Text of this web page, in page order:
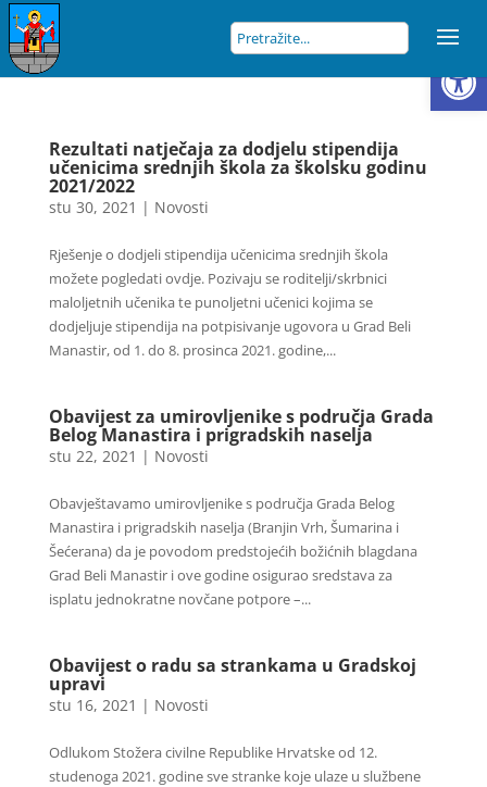
Rezultati natječaja za dodjelu stipendija
učenicima srednjih škola za školsku godinu
2021/2022
stu 30, 2021 | Novosti
Rješenje o dodjeli stipendija učenicima srednjih škola
možete pogledati ovdje. Pozivaju se roditelji/skrbnici
maloljetnih učenika te punoljetni učenici kojima se
dodjeljuje stipendija na potpisivanje ugovora u Grad Beli
Manastir, od 1. do 8. prosinca 2021. godine,...
Obavijest za umirovljenike s područja Grada
Belog Manastira i prigradskih naselja
stu 22, 2021 | Novosti
Obavještavamo umirovljenike s područja Grada Belog
Manastira i prigradskih naselja (Branjin Vrh, Šumarina i
Šećerana) da je povodom predstojećih božićnih blagdana
Grad Beli Manastir i ove godine osigurao sredstava za
isplatu jednokratne novčane potpore –...
Obavijest o radu sa strankama u Gradskoj
upravi
stu 16, 2021 | Novosti
Odlukom Stožera civilne Republike Hrvatske od 12.
studenoga 2021. godine sve stranke koje ulaze u službene